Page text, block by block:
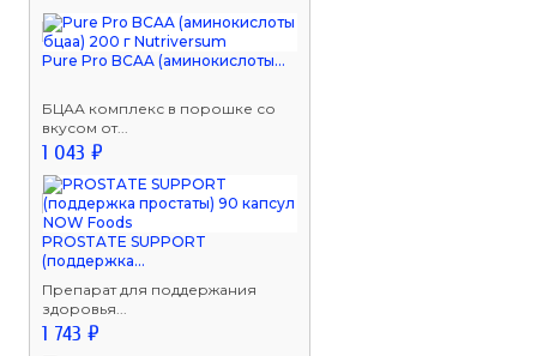
Pure Pro BCAA (аминокислоты...
БЦАА комплекс в порошке со
вкусом от...
1 043 ₽
PROSTATE SUPPORT
(поддержка...
Препарат для поддержания
здоровья...
1 743 ₽